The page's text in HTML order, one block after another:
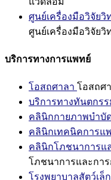
ศูนย์เครื่องมือวิจัยวิ
ศูนย์เครื่องมือวิจัยวิ
บริการทางการแพทย์
โอสถศาลา โอสถศ
บริการทางทันตกรร
คลินิกกายภาพบำบั
คลินิกเทคนิคการแ
คลินิกโภชนาการแ
โภชนาการและกา
โรงพยาบาลสัตว์เล็